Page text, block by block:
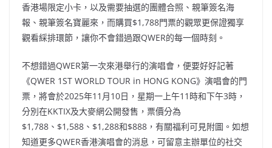
香港場限定小卡，以及需要抽選的團體合照、親筆簽名海
報、親筆簽名寶麗來，而購買$1,788門票的觀眾更保證獨享
觀看綵排環節，讓你不會錯過跟QWER的每一個時刻。
不想錯過QWER第一次來港舉行的演唱會，便要好好記著
《QWER 1ST WORLD TOUR in HONG KONG》演唱會的門
票，將會於2025年11月10日，星期一上午11時和下午3時，
分別在KKTIX及大麥網公開發售，票價分為
$1,788、$1,588、$1,288和$888，有關福利可見附圖。如想
知道更多QWER香港演唱會的消息，可留意主辦單位的社交